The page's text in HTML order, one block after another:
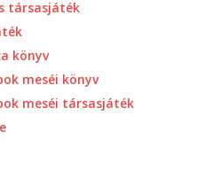
társasjáték
könyv
meséi könyv
meséi társasjáték